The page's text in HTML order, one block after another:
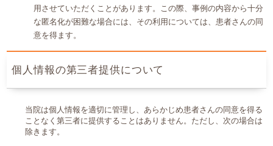
用させていただくことがあります。この際、事例の内容から十分
な匿名化が困難な場合には、その利用については、患者さんの同
意を得ます。
個人情報の第三者提供について
当院は個人情報を適切に管理し、あらかじめ患者さんの同意を得る
ことなく第三者に提供することはありません。ただし、次の場合は
除きます。